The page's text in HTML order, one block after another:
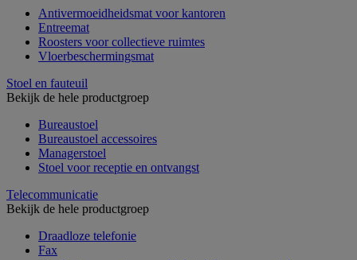
Antivermoeidheidsmat voor kantoren
Entreemat
Roosters voor collectieve ruimtes
Vloerbeschermingsmat
Stoel en fauteuil
Bekijk de hele productgroep
Bureaustoel
Bureaustoel accessoires
Managerstoel
Stoel voor receptie en ontvangst
Telecommunicatie
Bekijk de hele productgroep
Draadloze telefonie
Fax